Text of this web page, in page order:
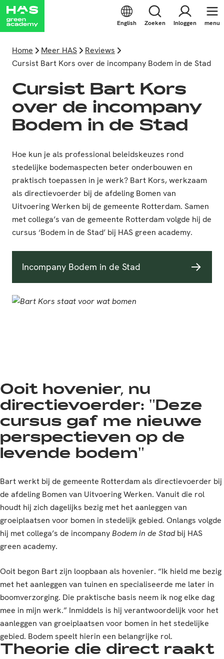
English Zoeken Inloggen menu
Home Meer HAS
Reviews
Cursist Bart Kors over de incompany Bodem in de Stad
Cursist Bart Kors
over de incompany
Bodem in de Stad
Hoe kun je als professional beleidskeuzes rond
stedelijke bodemaspecten beter onderbouwen en
praktisch toepassen in je werk? Bart Kors, werkzaam
als directievoerder bij de afdeling Bomen van
Uitvoering Werken bij de gemeente Rotterdam. Samen
met collega’s van de gemeente Rotterdam volgde hij de
cursus ‘Bodem in de Stad’ bij HAS green academy.
Incompany Bodem in de Stad
Ooit hovenier, nu
directievoerder: "Deze
cursus gaf me nieuwe
perspectieven op de
levende bodem"
Bart werkt bij de gemeente Rotterdam als directievoerder bij
de afdeling Bomen van Uitvoering Werken. Vanuit die rol
houdt hij zich dagelijks bezig met het aanleggen van
groeiplaatsen voor bomen in stedelijk gebied. Onlangs volgde
hij met collega’s de incompanyBodem in de Stadbij HAS
green academy.
Ooit begon Bart zijn loopbaan als hovenier. “Ik hield me bezig
met het aanleggen van tuinen en specialiseerde me later in
boomverzorging. Die praktische basis neem ik nog elke dag
mee in mijn werk.” Inmiddels is hij verantwoordelijk voor het
aanleggen van groeiplaatsen voor bomen in het stedelijke
gebied. Bodem speelt hierin een belangrijke rol.
Theorie die direct raakt